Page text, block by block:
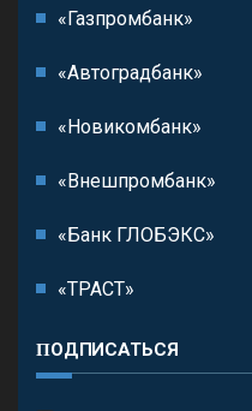
«Газпромбанк»
«Автоградбанк»
«Новикомбанк»
«Внешпромбанк»
«Банк ГЛОБЭКС»
«ТРАСТ»
ПОДПИСАТЬСЯ